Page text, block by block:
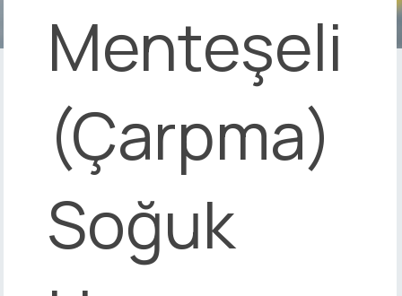
Menteşeli
(Çarpma)
Soğuk